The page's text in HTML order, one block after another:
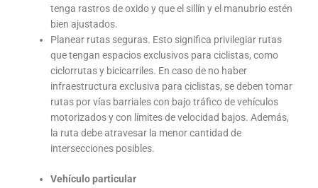
tenga rastros de oxido y que el sillín y el manubrio estén
bien ajustados.
Planear rutas seguras. Esto significa privilegiar rutas
que tengan espacios exclusivos para ciclistas, como
ciclorrutas y bicicarriles. En caso de no haber
infraestructura exclusiva para ciclistas, se deben tomar
rutas por vías barriales con bajo tráfico de vehículos
motorizados y con límites de velocidad bajos. Además,
la ruta debe atravesar la menor cantidad de
intersecciones posibles.
Vehículo particular